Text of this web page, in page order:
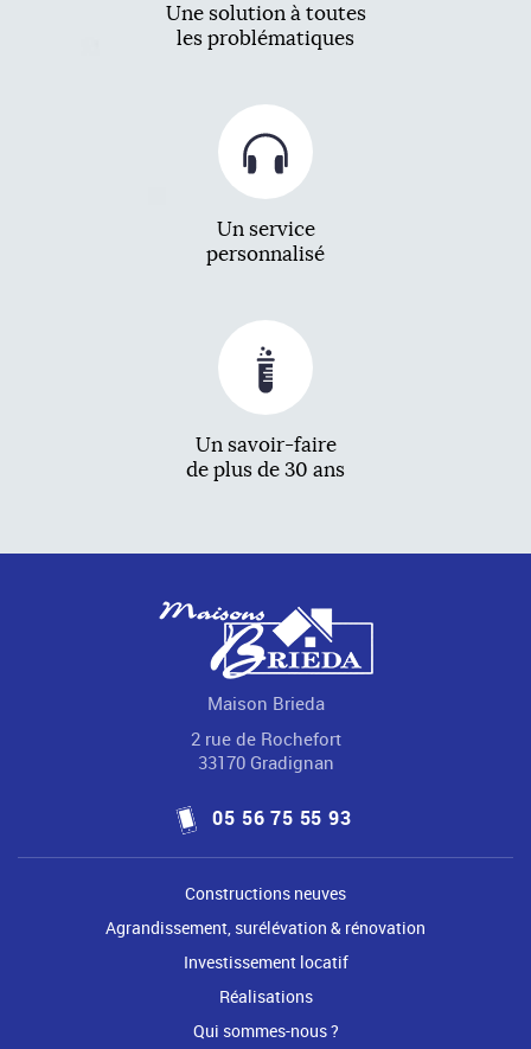
Une solution à toutes
les problématiques
Un service
personnalisé
Un savoir-faire
de plus de 30 ans
Maison Brieda
2 rue de Rochefort
33170 Gradignan
05 56 75 55 93
Constructions neuves
Agrandissement, surélévation & rénovation
Investissement locatif
Réalisations
Qui sommes-nous ?